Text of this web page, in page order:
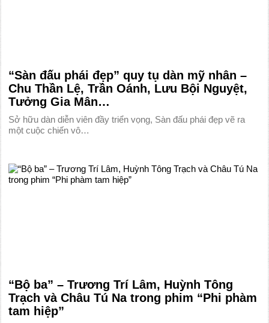
“Sàn đấu phái đẹp” quy tụ dàn mỹ nhân –
Chu Thần Lệ, Trần Oánh, Lưu Bội Nguyệt,
Tưởng Gia Mân…
Sở hữu dàn diễn viên đầy triển vọng, Sàn đấu phái đẹp vẽ ra
một cuộc chiến vô…
“Bộ ba” – Trương Trí Lâm, Huỳnh Tông
Trạch và Châu Tú Na trong phim “Phi phàm
tam hiệp”